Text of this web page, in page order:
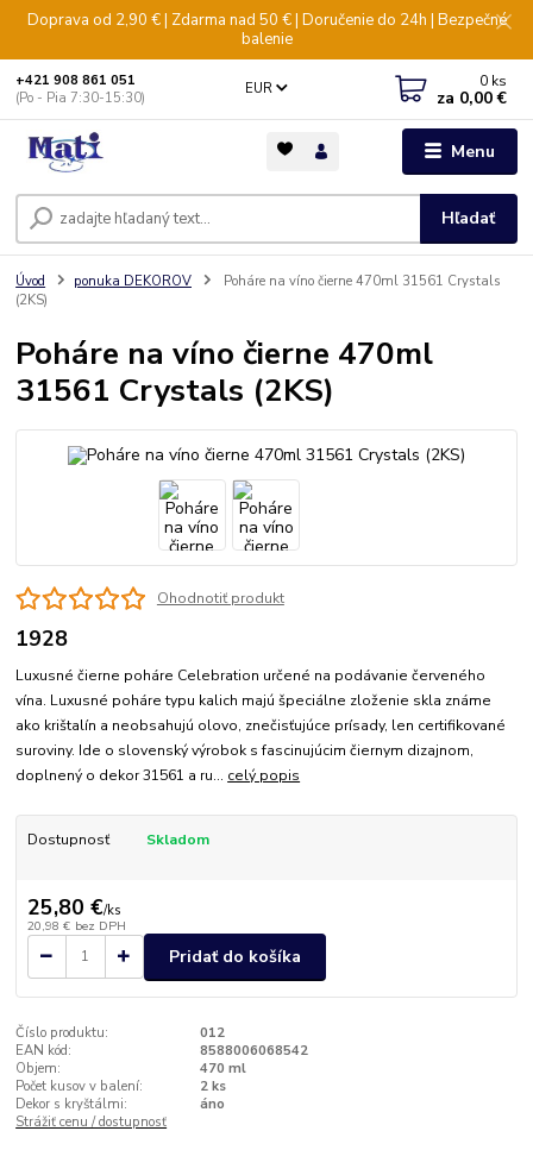
Doprava od 2,90 € | Zdarma nad 50 € | Doručenie do 24h | Bezpečné
balenie
Menu
EUR
Hľadať
+421 908 861 051
(Po - Pia 7:30-15:30)
0 ks
za 0,00 €
Úvod ponuka DEKOROV
Poháre na víno čierne 470ml 31561 Crystals
(2KS)
Poháre na víno čierne 470ml
31561 Crystals (2KS)
Ohodnotiť produkt
1928
Luxusné čierne poháre Celebration určené na podávanie červeného
vína. Luxusné poháre typu kalich majú špeciálne zloženie skla známe
ako krištalín a neobsahujú olovo, znečisťujúce prísady, len certifikované
suroviny. Ide o slovenský výrobok s fascinujúcim čiernym dizajnom,
doplnený o dekor 31561 a ru... celý popis
Dostupnosť Skladom
25,80 €/ks
20,98 € bez DPH
Pridať do košíka
Číslo produktu:
012
EAN kód:
8588006068542
Objem:
470 ml
Počet kusov v balení:
2 ks
Dekor s kryštálmi:
áno
Strážiť cenu / dostupnosť